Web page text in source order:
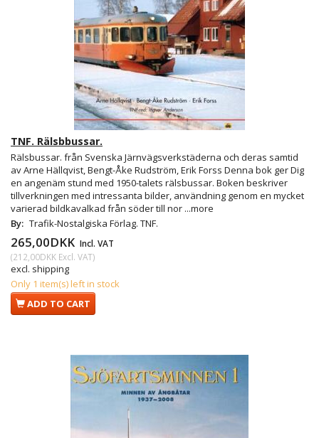
TNF. Rälsbbussar.
Rälsbussar. från Svenska Järnvägsverkstäderna och deras samtid
av Arne Hällqvist, Bengt-Åke Rudström, Erik Forss Denna bok ger Dig
en angenäm stund med 1950-talets rälsbussar. Boken beskriver
tillverkningen med intressanta bilder, användning genom en mycket
varierad bildkavalkad från söder till nor ...more
By: Trafik-Nostalgiska Förlag. TNF.
265,00DKK Incl. VAT
(212,00DKK Excl. VAT)
excl. shipping
Only 1 item(s) left in stock
ADD TO CART